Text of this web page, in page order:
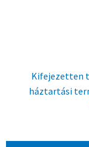
Kifejezetten
háztartási